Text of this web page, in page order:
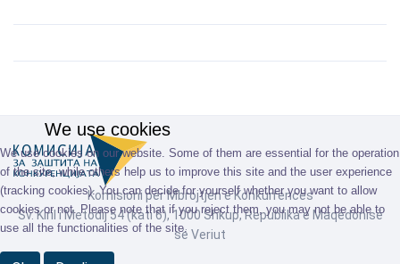
Komisioni për Mbrojtjen e Konkurrencës
Sv. Kiril i Metodij 54 (kati 6), 1000 Shkup, Republika e Maqedonisë
së Veriut
We use cookies
We use cookies on our website. Some of them are essential for the operation
of the site, while others help us to improve this site and the user experience
(tracking cookies). You can decide for yourself whether you want to allow
cookies or not. Please note that if you reject them, you may not be able to
use all the functionalities of the site.